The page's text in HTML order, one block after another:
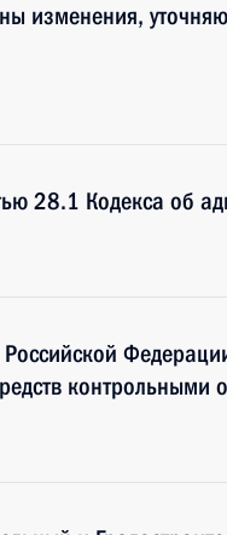
изменения,
28.1 Кодекса об
Российской
контрольными